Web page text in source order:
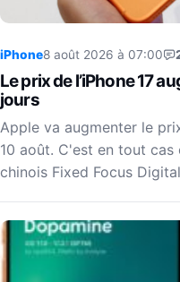
iPhone8 août 2026 à 07:00
Le prix de l’iPhone 17
jours
Apple va augmenter le
10 août. C'est en tout
chinois Fixed Focus